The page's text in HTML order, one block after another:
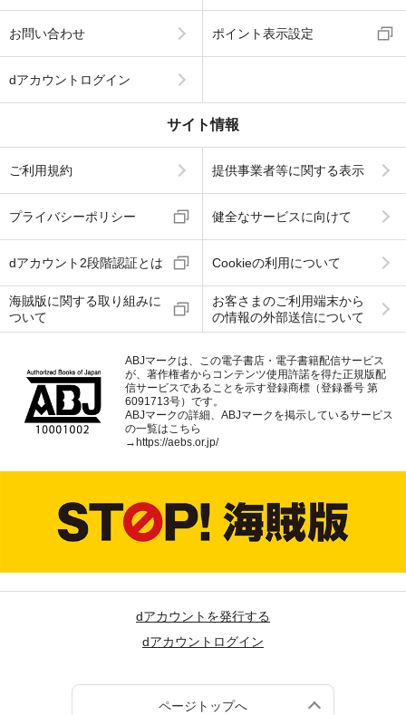
お問い合わせ ポイント表示設定
dアカウントログイン
サイト情報
ご利用規約 提供事業者等に関する表示
プライバシーポリシー 健全なサービスに向けて
dアカウント2段階認証とは Cookieの利用について
海賊版に関する取り組みに
ついて
お客さまのご利用端末から
の情報の外部送信について
ABJマークは、この電子書店・電子書籍配信サービス
が、著作権者からコンテンツ使用許諾を得た正規版配
信サービスであることを示す登録商標（登録番号 第
6091713号）です。
ABJマークの詳細、ABJマークを掲示しているサービス
の一覧はこちら
→ https://aebs.or.jp/
dアカウントを発行する
dアカウントログイン
ページトップへ